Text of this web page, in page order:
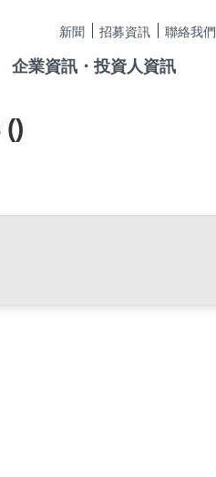
新聞 招募資訊 聯絡我們
企業資訊・投資人資訊
()